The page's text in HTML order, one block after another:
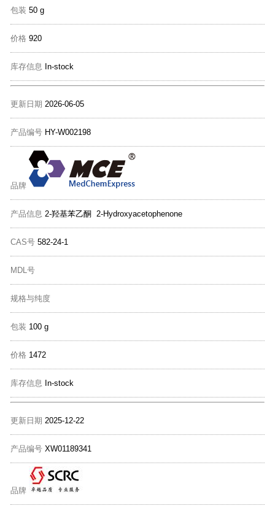
包装 50 g
价格 920
库存信息 In-stock
更新日期 2026-06-05
产品编号 HY-W002198
品牌
产品信息 2-羟基苯乙酮 2-Hydroxyacetophenone
CAS号 582-24-1
MDL号
规格与纯度
包装 100 g
价格 1472
库存信息 In-stock
更新日期 2025-12-22
产品编号 XW01189341
品牌